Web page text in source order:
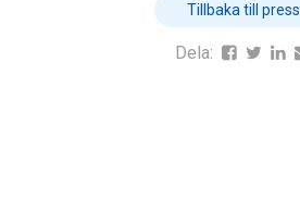
Tillbaka till press
Dela: